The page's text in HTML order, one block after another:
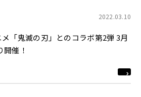
2022.03.10
「鬼滅の刃」とのコラボ第2弾 3月
催！